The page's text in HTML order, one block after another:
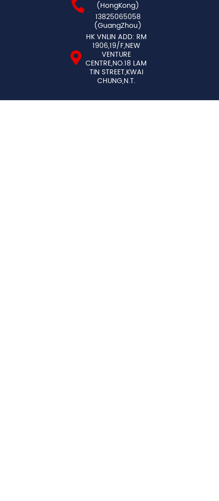
(HongKong)
13825065058
(GuangZhou)
HK VNLIN ADD: RM
1906,19/F,NEW
VENTURE
CENTRE,NO.18 LAM
TIN STREET,KWAI
CHUNG,N.T.